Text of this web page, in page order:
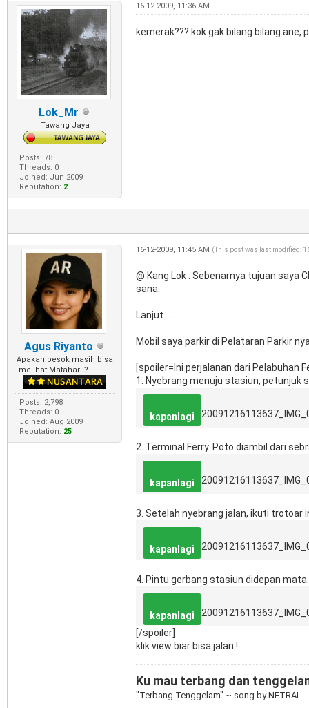
Lok_Mr
Tawang Jaya
Posts: 78
Threads: 0
Joined: Jun 2009
Reputation: 2
16-12-2009, 11:36 AM
kemerak??? kok gak bilang bilang ane,
Agus Riyanto
Apakah besok masih bisa
melihat Matahari ? ..........
Posts: 2,798
Threads: 0
Joined: Aug 2009
Reputation: 25
16-12-2009, 11:45 AM (This post was last modified:
@ Kang Lok : Sebenarnya tujuan saya
sana.
Lanjut ....
Mobil saya parkir di Pelataran Parkir
[spoiler=Ini perjalanan dari Pelabuhan
1. Nyebrang menuju stasiun, petunjuk
kapanlagi
2. Terminal Ferry. Poto diambil dari
kapanlagi
3. Setelah nyebrang jalan, ikuti trotoar
kapanlagi
4. Pintu gerbang stasiun didepan
kapanlagi
[/spoiler]
klik view biar bisa jalan !
Ku mau terbang dan
"Terbang Tenggelam" ~ song by NETRAL